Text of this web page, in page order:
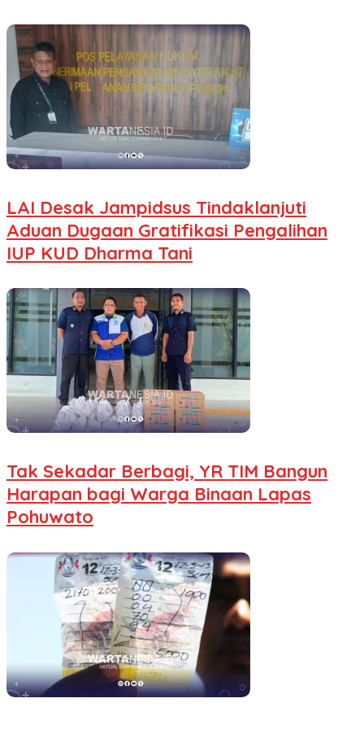
LAI Desak Jampidsus Tindaklanjuti
Aduan Dugaan Gratifikasi Pengalihan
IUP KUD Dharma Tani
Tak Sekadar Berbagi, YR TIM Bangun
Harapan bagi Warga Binaan Lapas
Pohuwato